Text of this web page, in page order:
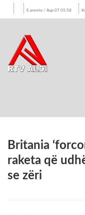
E premte / Aug-07 05:58
Britania
raketa që
se zëri